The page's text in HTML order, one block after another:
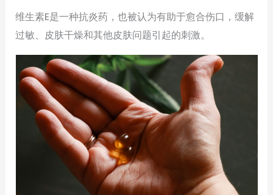
维生素E是一种抗炎药，也被认为有助于愈合伤口，缓解
过敏、皮肤干燥和其他皮肤问题引起的刺激。